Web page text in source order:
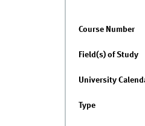
Course Number
Field(s) of Study
University
Type